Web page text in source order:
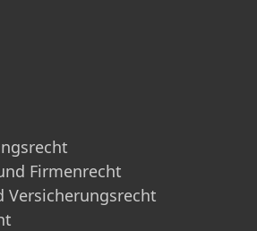
Firmenrecht
Versicherungsrecht